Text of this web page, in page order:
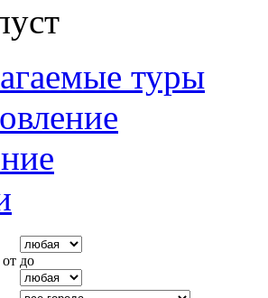
туры
до